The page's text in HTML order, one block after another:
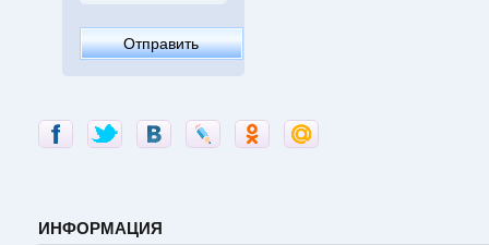
ИНФОРМАЦИЯ